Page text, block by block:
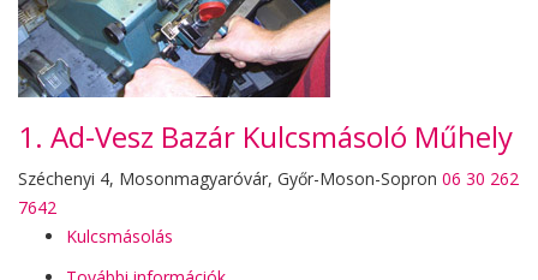
1. Ad-Vesz Bazár Kulcsmásoló Műhely
Széchenyi 4, Mosonmagyaróvár, Győr-Moson-Sopron 06 30 262
7642
Kulcsmásolás